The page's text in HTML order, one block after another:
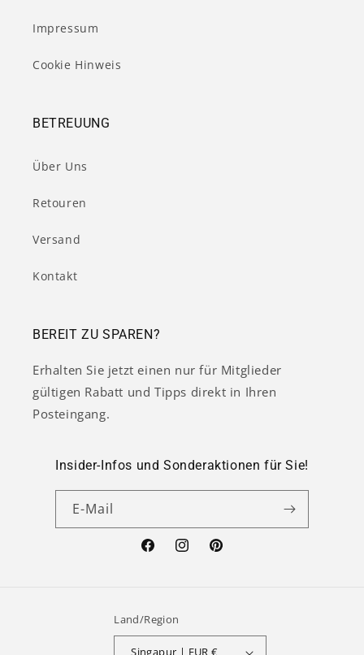
Impressum
Cookie Hinweis
BETREUUNG
Über Uns
Retouren
Versand
Kontakt
BEREIT ZU SPAREN?
Erhalten Sie jetzt einen nur für Mitglieder
gültigen Rabatt und Tipps direkt in Ihren
Posteingang.
Insider-Infos und Sonderaktionen für Sie!
E-Mail
FacebookInstagramPinterest
Land/Region
Singapur | EUR €